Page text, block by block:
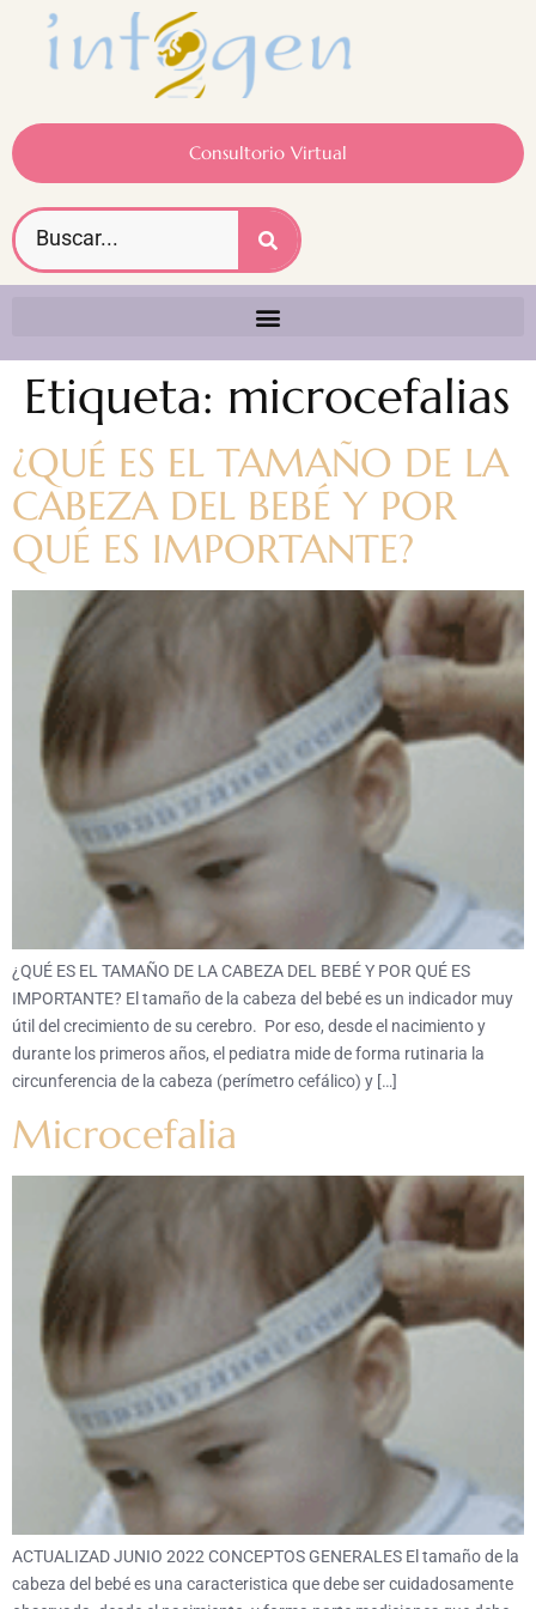
Consultorio Virtual
Etiqueta: microcefalias
¿QUÉ ES EL TAMAÑO DE LA
CABEZA DEL BEBÉ Y POR
QUÉ ES IMPORTANTE?
¿QUÉ ES EL TAMAÑO DE LA CABEZA DEL BEBÉ Y POR QUÉ ES
IMPORTANTE? El tamaño de la cabeza del bebé es un indicador muy
útil del crecimiento de su cerebro. Por eso, desde el nacimiento y
durante los primeros años, el pediatra mide de forma rutinaria la
circunferencia de la cabeza (perímetro cefálico) y […]
Microcefalia
ACTUALIZAD JUNIO 2022 CONCEPTOS GENERALES El tamaño de la
cabeza del bebé es una caracteristica que debe ser cuidadosamente